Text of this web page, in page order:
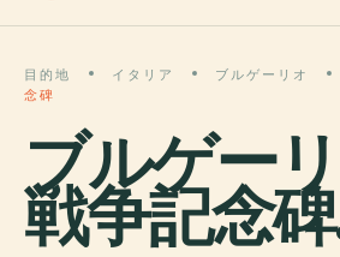
目的地 イタリア ブルゲーリオ
念碑
ブルゲーリ
戦争記念